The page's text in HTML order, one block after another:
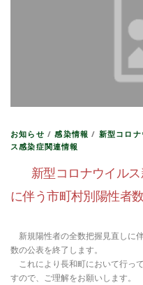
お知らせ /感染情報 / 新型コロ
ス感染症関連情報
新型コロナウイル
に伴う市町村別陽性者
新規陽性者の全数把握見直しに
数の公表を終了します。
これにより長和町において行っ
すので、ご理解をお願いします。